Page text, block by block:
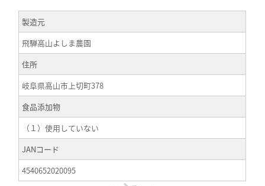
製造元
飛騨高山よしま農園
住所
岐阜県高山市上切町378
食品添加物
（１）使用していない
JANコード
4540652020095